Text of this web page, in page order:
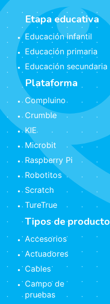
Etapa educativa
Educación infantil
Educación primaria
Educación secundaria
Plataforma
Compluino
Crumble
KIE
Microbit
Raspberry Pi
Robotitos
Scratch
TureTrue
Tipos de producto
Accesorios
Actuadores
Cables
Campo de
pruebas